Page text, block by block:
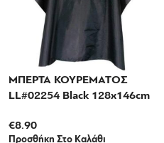
ΜΠΕΡΤΑ ΚΟΥΡΕΜΑΤΟΣ
LL#02254 Black 128x146cm
€8.90
Προσθήκη Στο Καλάθι